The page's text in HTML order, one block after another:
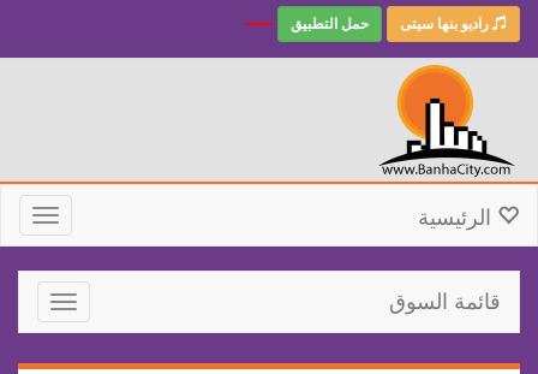
راديو بنها سيتى حمل التطبيق
الرئيسية
Toggle
قائمة السوق